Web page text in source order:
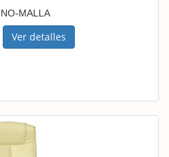
MALLA
Ver detalles